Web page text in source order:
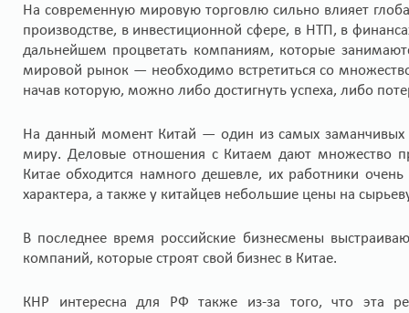
На современную мировую торговлю сильно влияет
производстве, в инвестиционной сфере, в НТП, в
дальнейшем процветать компаниям, которые
мировой рынок — необходимо встретиться со
начав которую, можно либо достигнуть успеха, либо
На данный момент Китай — один из самых заманчивых
миру. Деловые отношения с Китаем дают множество
Китае обходится намного дешевле, их работники
характера, а также у китайцев небольшие цены на
В последнее время российские бизнесмены
компаний, которые строят свой бизнес в Китае.
КНР интересна для РФ также из-за того, что эта